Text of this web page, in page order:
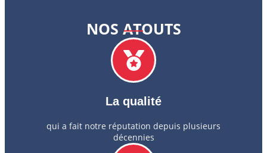
NOS ATOUTS
La qualité
qui a fait notre réputation depuis plusieurs
décennies